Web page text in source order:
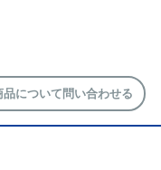
品について問い合わせる